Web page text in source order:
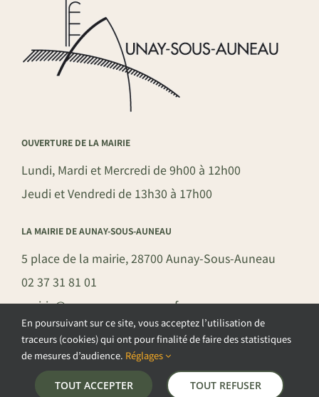
OUVERTURE DE LA MAIRIE
Lundi, Mardi et Mercredi de 9h00 à 12h00
Jeudi et Vendredi de 13h30 à 17h00
LA MAIRIE DE AUNAY-SOUS-AUNEAU
5 place de la mairie, 28700 Aunay-Sous-Auneau
02 37 31 81 01
mairie@aunay-sous-auneau.fr
©COPYRIGHT 2026 – COMMUNE DE AUNAY-SOUS-AUNEAU –
POLITIQUE DE CONFIDENTIALITÉ
GESTION DES COOKIES –
En poursuivant sur ce site, vous acceptez l’utilisation de
traceurs (cookies) qui ont pour finalité de faire des statistiques
de mesures d’audience. Réglages
TOUT ACCEPTER TOUT REFUSER